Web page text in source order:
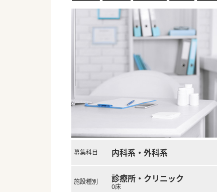
募集科目 内科系・外科系
施設種別 診療所・クリニック
0床